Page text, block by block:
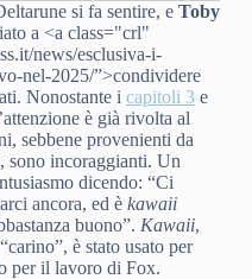
si fa sentire, e Toby
a <a class="crl"
news/esclusiva-i-
nel-2025/”>condividere
Nonostante i capitoli 3e
è già rivolta al
sebbene provenienti da
sono incoraggianti. Un
dicendo: “Ci
ancora, ed è kawaii
buono”. Kawaii,
è stato usato per
per il lavoro di Fox.